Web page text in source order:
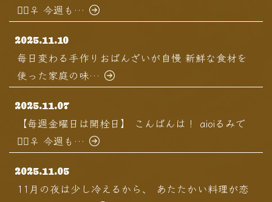
す🏻‍♀️ 今週も…
2025.11.10
毎日変わる手作りおばんざいが自慢 新鮮な食材を
使った家庭の味…
2025.11.07
【毎週金曜日は開栓日】 こんばんは！ aioiるみで
す🏻‍♀️ 今週も…
2025.11.05
11月の夜は少し冷えるから、 あたたかい料理が恋